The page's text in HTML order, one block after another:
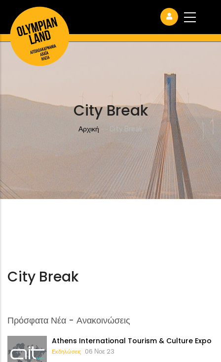
City Break
Breadcrumb
Αρχική - - City Break
City Break
Πρόσφατα Νέα - Ανακοινώσεις
Athens International Tourism & Culture Expo
Εκδηλώσεις 06 Νοε 23